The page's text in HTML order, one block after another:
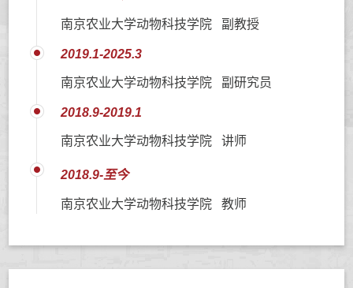
南京农业大学动物科技学院 副教授
2019.1-2025.3
南京农业大学动物科技学院 副研究员
2018.9-2019.1
南京农业大学动物科技学院 讲师
2018.9-至今
南京农业大学动物科技学院 教师